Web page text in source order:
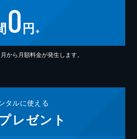
0円 ※
から月額料金が発生します。
タルに使える
レゼント